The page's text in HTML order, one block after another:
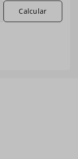
Calcular